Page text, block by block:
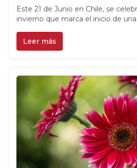
Este 21 de Junio en Chile, se
invierno que marca el inicio de
temporada invernal.
Leer más